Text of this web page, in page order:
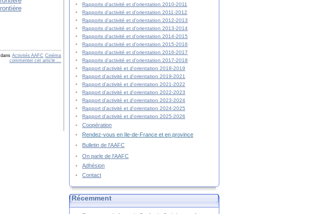
dans Activités AAFC Cinéma
commenter cet article …
Rapports d'activité et d'orientation 2010-2011
Rapports d'activité et d'orientation 2011-2012
Rapports d'activité et d'orientation 2012-2013
Rapports d'activité et d'orientation 2013-2014
Rapports d'activité et d'orientation 2014-2015
Rapports d'activité et d'orientation 2015-2016
Rapports d'activité et d'orientation 2016-2017
Rapports d'activité et d'orientation 2017-2018
Rapport d'activité et d'orientation 2018-2019
Rapport d'activité et d'orientation 2019-2021
Rapport d'activité et d'orientation 2021-2022
Rapport d'activité et d'orientation 2022-2023
Rapport d'activité et d'orientation 2023-2024
Rapport d'activité et d'orientation 2024-2025
Rapport d'activité et d'orientation 2025-2026
Coopération
Rendez-vous en Ile-de-France et en province
Bulletin de l'AAFC
On parle de l'AAFC
Adhésion
Contact
Récemment